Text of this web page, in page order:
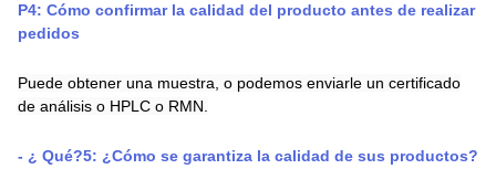
P4: Cómo confirmar la calidad del producto antes de realizar
pedidos
Puede obtener una muestra, o podemos enviarle un certificado
de análisis o HPLC o RMN.
- ¿ Qué?5: ¿Cómo se garantiza la calidad de sus productos?